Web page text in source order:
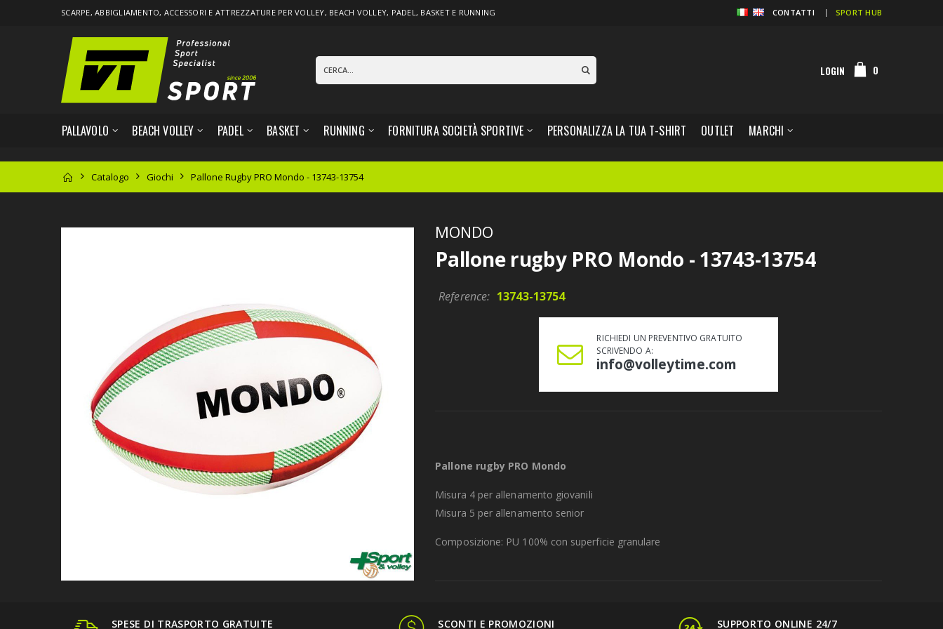
SCARPE, ABBIGLIAMENTO, ACCESSORI E ATTREZZATURE PER VOLLEY, BEACH VOLLEY, PADEL, BASKETE RUNNING CONTATTI SPORT HUB
LOGIN 0
PALLAVOLO BEACH VOLLEY PADEL BASKET RUNNING FORNITURA SOCIETÀ SPORTIVE PERSONALIZZA LA TUA T-SHIRT OUTLET MARCHI
Catalogo Giochi Pallone Rugby PRO Mondo - 13743-13754
MONDO
Pallone rugby PRO Mondo - 13743-13754
Reference: 13743-13754
RICHIEDI UN PREVENTIVO GRATUITO
SCRIVENDO A:
info@volleytime.com
Pallone rugby PRO Mondo
Misura 4 per allenamento giovanili
Misura 5 per allenamento senior
Composizione: PU 100% con superficie granulare
SPESE DI TRASPORTO GRATUITE SCONTI E PROMOZIONI SUPPORTO ONLINE 24/7